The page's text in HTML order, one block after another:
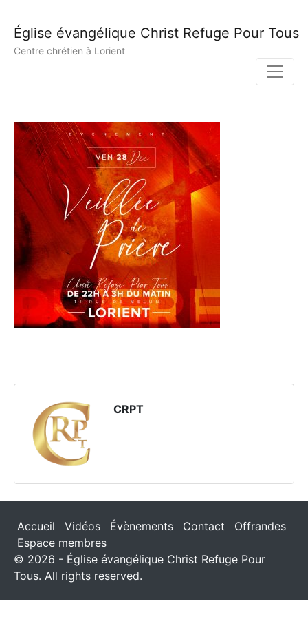
Église évangélique Christ Refuge Pour Tous
Centre chrétien à Lorient
CRPT
Accueil Vidéos Évènements Contact
Offrandes
Espace membres
© 2026 - Église évangélique Christ Refuge Pour
Tous. All rights reserved.